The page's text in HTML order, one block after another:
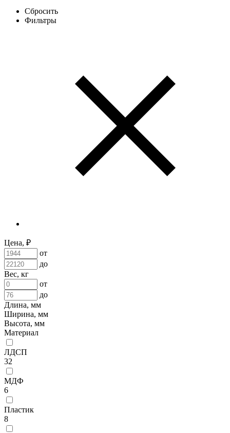
Сбросить
Фильтры
Цена, ₽
от
до
Вес, кг
от
до
Длина, мм
Ширина, мм
Высота, мм
Материал
ЛДСП
32
МДФ
6
Пластик
8